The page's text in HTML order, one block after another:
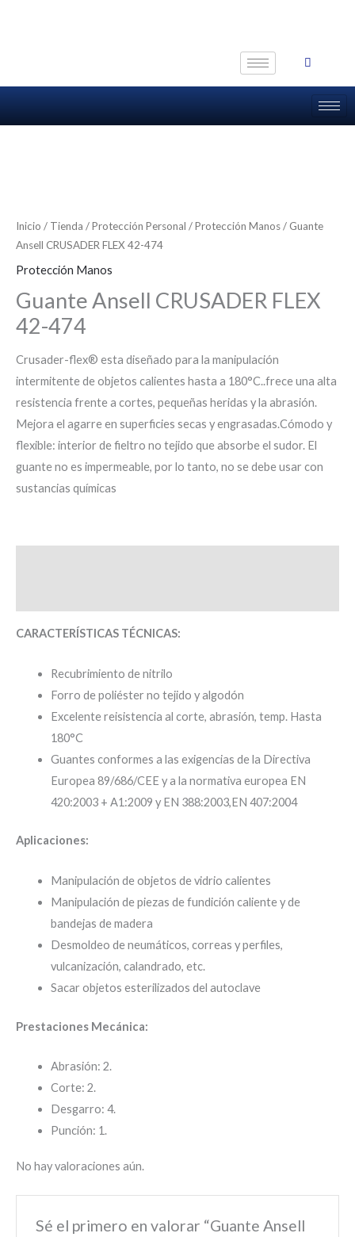
Inicio / Tienda /Protección Personal /Protección Manos/ Guante
Ansell CRUSADER FLEX 42-474
Protección Manos
Guante Ansell CRUSADER FLEX
42-474
Crusader-flex® esta diseñado para la manipulación
intermitente de objetos calientes hasta a 180°C..frece una alta
resistencia frente a cortes, pequeñas heridas y la abrasión.
Mejora el agarre en superficies secas y engrasadas.Cómodo y
flexible: interior de fieltro no tejido que absorbe el sudor. El
guante no es impermeable, por lo tanto, no se debe usar con
sustancias químicas
CARACTERÍSTICAS TÉCNICAS:
Recubrimiento de nitrilo
Forro de poliéster no tejido y algodón
Excelente reisistencia al corte, abrasión, temp. Hasta
180°C
Guantes conformes a las exigencias de la Directiva
Europea 89/686/CEE y a la normativa europea EN
420:2003 + A1:2009 y EN 388:2003,EN 407:2004
Aplicaciones:
Manipulación de objetos de vidrio calientes
Manipulación de piezas de fundición caliente y de
bandejas de madera
Desmoldeo de neumáticos, correas y perfiles,
vulcanización, calandrado, etc.
Sacar objetos esterilizados del autoclave
Prestaciones Mecánica:
Abrasión: 2.
Corte: 2.
Desgarro: 4.
Punción: 1.
No hay valoraciones aún.
Sé el primero en valorar “Guante Ansell